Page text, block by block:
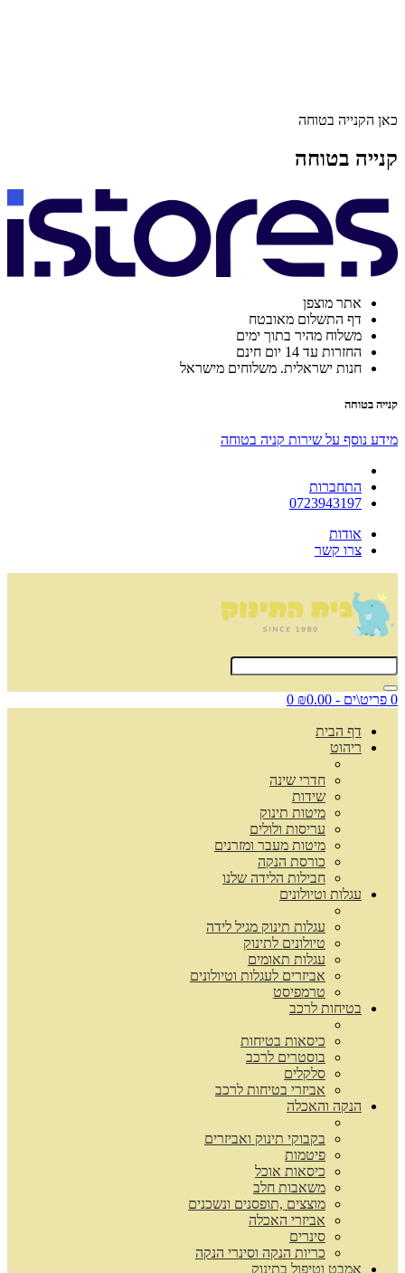
כאן הקנייה בטוחה
קנייה בטוחה
אתר מוצפן
דף התשלום מאובטח
משלוח מהיר בתוך ימים
החזרות עד 14 יום חינם
חנות ישראלית. משלוחים מישראל
קנייה בטוחה
מידע נוסף על שירות קניה בטוחה
התחברות
0723943197
אודות
צרו קשר
0 פריט\ים - ₪0.00 0
דף הבית
ריהוט
חדרי שינה
שידות
מיטות תינוק
עריסות ולולים
מיטות מעבר ומזרנים
כורסת הנקה
חבילות הלידה שלנו
עגלות וטיולונים
עגלות תינוק מגיל לידה
טיולונים לתינוק
עגלות תאומים
אביזרים לעגלות וטיולונים
טרמפיסט
בטיחות לרכב
כיסאות בטיחות
בוסטרים לרכב
סלקלים
אביזרי בטיחות לרכב
הנקה והאכלה
בקבוקי תינוק ואביזרים
פיטמות
כיסאות אוכל
משאבות חלב
מוצצים ,תופסנים ונשכנים
אביזרי האכלה
סינרים
כריות הנקה וסינרי הנקה
אמבט וטיפול בתינוק